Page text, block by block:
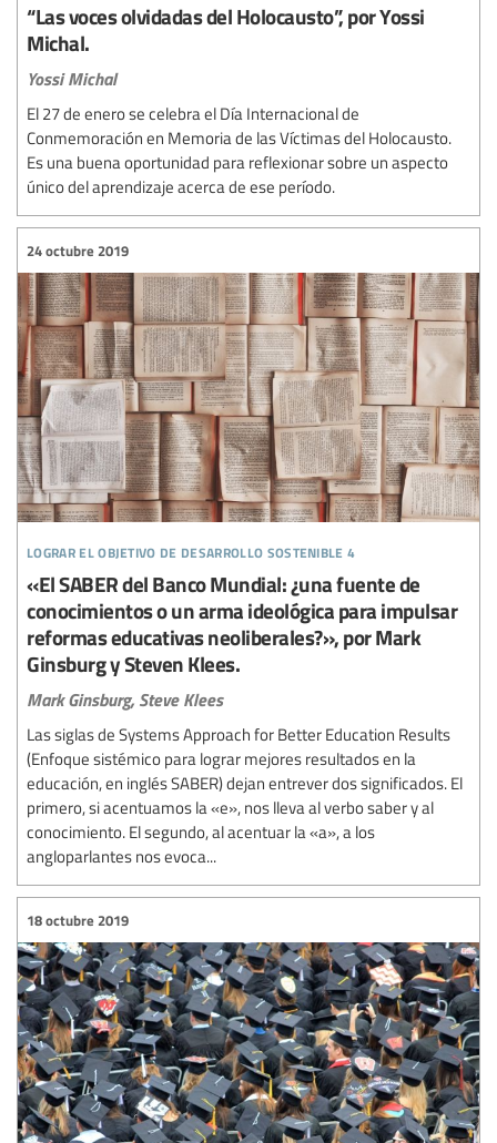
“Las voces olvidadas del Holocausto”, por Yossi
Michal.
Yossi Michal
El 27 de enero se celebra el Día Internacional de
Conmemoración en Memoria de las Víctimas del Holocausto.
Es una buena oportunidad para reflexionar sobre un aspecto
único del aprendizaje acerca de ese período.
lograr el objetivo de desarrollo sostenible 4
24 octubre 2019
«El SABER del Banco Mundial: ¿una fuente de
conocimientos o un arma ideológica para impulsar
reformas educativas neoliberales?», por Mark
Ginsburg y Steven Klees.
Mark Ginsburg, Steve Klees
Las siglas de Systems Approach for Better Education Results
(Enfoque sistémico para lograr mejores resultados en la
educación, en inglés SABER) dejan entrever dos significados. El
primero, si acentuamos la «e», nos lleva al verbo saber y al
conocimiento. El segundo, al acentuar la «a», a los
angloparlantes nos evoca...
18 octubre 2019